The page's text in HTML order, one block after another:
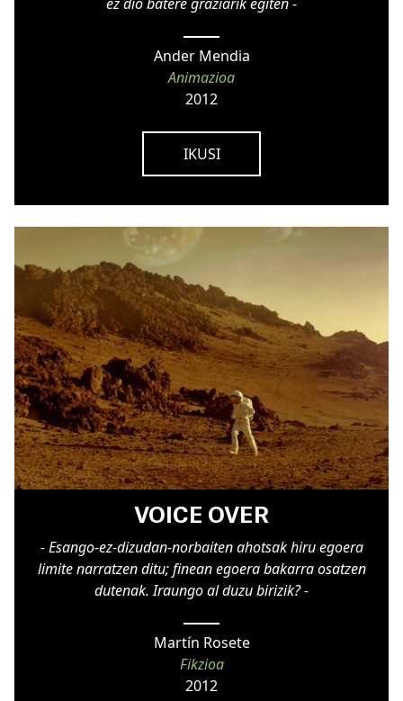
Ander Mendia
Animazioa
2012
IKUSI
VOICE OVER
- Esango-ez-dizudan-norbaiten ahotsak hiru egoera
limite narratzen ditu; finean egoera bakarra osatzen
dutenak. Iraungo al duzu birizik? -
Martín Rosete
Fikzioa
2012